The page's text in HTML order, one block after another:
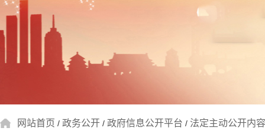
网站首页 / 政务公开 / 政府信息公开平台 / 法定主动公开内容